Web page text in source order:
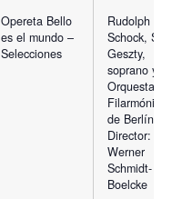
Opereta Bello
es el mundo –
Selecciones
Rudolph
Schock,
Geszty,
soprano y
Orquesta
Filarmónica
de Berlín.
Director:
Werner
Schmidt-
Boelcke